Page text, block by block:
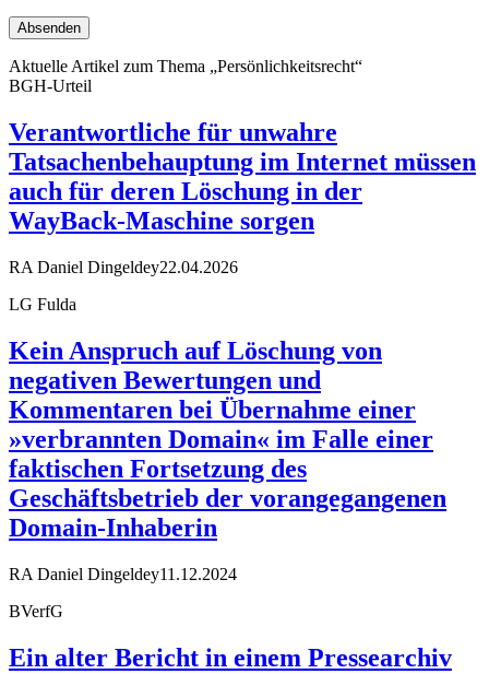
Aktuelle Artikel zum Thema „Persönlichkeitsrecht“
BGH-Urteil
Verantwortliche für unwahre
Tatsachenbehauptung im Internet müssen
auch für deren Löschung in der
WayBack-Maschine sorgen
RA Daniel Dingeldey22.04.2026
LG Fulda
Kein Anspruch auf Löschung von
negativen Bewertungen und
Kommentaren bei Übernahme einer
»verbrannten Domain« im Falle einer
faktischen Fortsetzung des
Geschäftsbetrieb der vorangegangenen
Domain-Inhaberin
RA Daniel Dingeldey11.12.2024
BVerfG
Ein alter Bericht in einem Pressearchiv